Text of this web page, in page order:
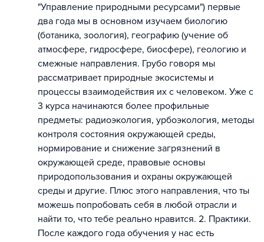
"Управление природными ресурсами") первые
два года мы в основном изучаем биологию
(ботаника, зоология), географию (учение об
атмосфере, гидросфере, биосфере), геологию и
смежные направления. Грубо говоря мы
рассматривает природные экосистемы и
процессы взаимодействия их с человеком. Уже с
3 курса начинаются более профильные
предметы: радиоэкология, урбоэкология, методы
контроля состояния окружающей среды,
нормирование и снижение загрязнений в
окружающей среде, правовые основы
природопользования и охраны окружающей
среды и другие. Плюс этого направления, что ты
можешь попробовать себя в любой отрасли и
найти то, что тебе реально нравится. 2. Практики.
После каждого года обучения у нас есть